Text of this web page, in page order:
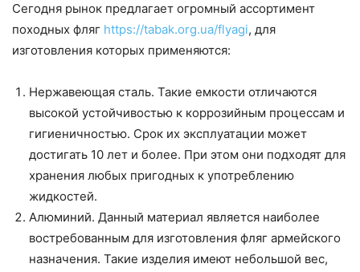
Сегодня рынок предлагает огромный ассортимент
походных фляг https://tabak.org.ua/flyagi, для
изготовления которых применяются:
Нержавеющая сталь. Такие емкости отличаются
высокой устойчивостью к коррозийным процессам и
гигиеничностью. Срок их эксплуатации может
достигать 10 лет и более. При этом они подходят для
хранения любых пригодных к употреблению
жидкостей.
Алюминий. Данный материал является наиболее
востребованным для изготовления фляг армейского
назначения. Такие изделия имеют небольшой вес,